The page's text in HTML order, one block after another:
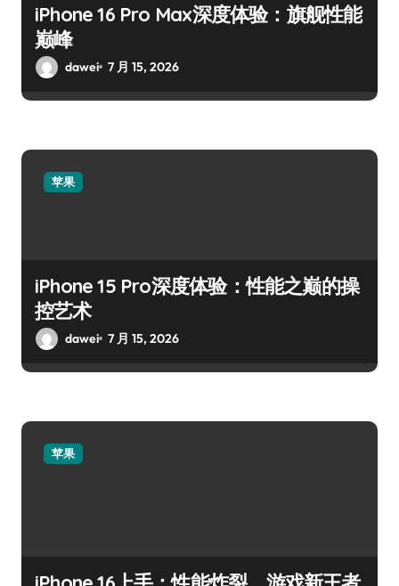
iPhone 16 Pro Max深度体验：旗舰性能
巅峰
dawei 7 月 15, 2026
苹果
iPhone 15 Pro深度体验：性能之巅的操
控艺术
dawei 7 月 15, 2026
苹果